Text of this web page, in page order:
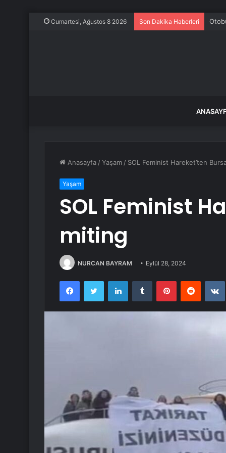
Cumartesi, Ağustos 8 2026 Son Dakika Haberleri
Anasayfa /Yaşam / SOL Feminist Hareket’ten
Yaşam
SOL Feminist
miting
NURCAN BAYRAM Eylül 28, 2024
FacebookTwitter LinkedInTumblr PinterestReddit